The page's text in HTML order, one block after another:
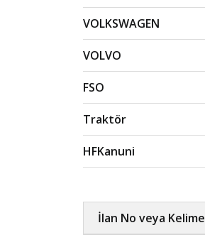
VOLKSWAGEN
VOLVO
FSO
Traktör
HFKanuni
İlan No veya Kelime